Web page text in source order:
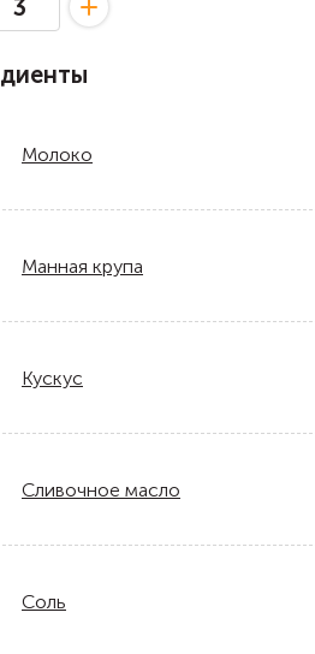
Молоко
Манная крупа
Кускус
Сливочное масло
Соль